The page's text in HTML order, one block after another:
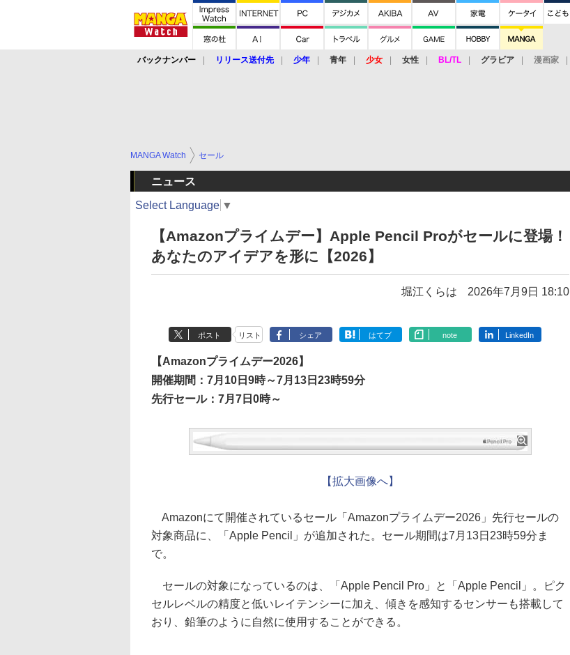
バックナンバー リリース送付先 少年 青年 少女 女性 BL/TL グラビア 漫画家
MANGA Watch セール
ニュース
Select Language ▼
【Amazonプライムデー】Apple Pencil Proがセールに登場！
あなたのアイデアを形に【2026】
堀江くらは 2026年7月9日 18:10
ポスト リスト シェア はてブ note LinkedIn
【Amazonプライムデー2026】
開催期間：7月10日9時～7月13日23時59分
先行セール：7月7日0時～
【拡大画像へ】
Amazonにて開催されているセール「Amazonプライムデー2026」先行セールの
対象商品に、「Apple Pencil」が追加された。セール期間は7月13日23時59分ま
で。
セールの対象になっているのは、「Apple Pencil Pro」と「Apple Pencil」。ピク
セルレベルの精度と低いレイテンシーに加え、傾きを感知するセンサーも搭載して
おり、鉛筆のように自然に使用することができる。